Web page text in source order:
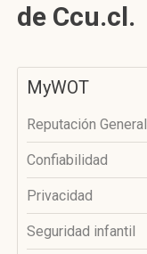
de Ccu.cl.
MyWOT
Reputación General
Confiabilidad
Privacidad
Seguridad infantil